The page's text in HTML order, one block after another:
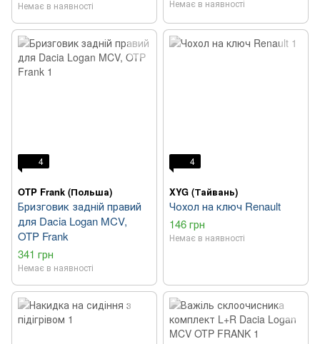
Немає в наявності Немає в наявності
4
OTP Frank (Польша)
Бризговик задній правий
для Dacia Logan MCV,
OTP Frank
341 грн
Немає в наявності
4
XYG (Тайвань)
Чохол на ключ Renault
146 грн
Немає в наявності